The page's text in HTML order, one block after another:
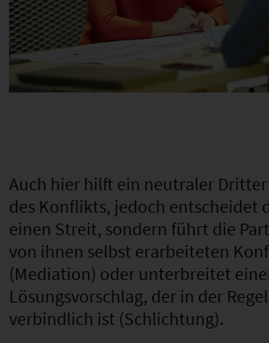
Auch hier hilft ein neutraler
des Konflikts, jedoch entscheidet
einen Streit, sondern führt die
von ihnen selbst erarbeiteten
(Mediation) oder unterbreitet
Lösungsvorschlag, der in der
verbindlich ist (Schlichtung).